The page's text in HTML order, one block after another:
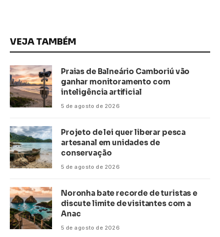
VEJA TAMBÉM
Praias de Balneário Camboriú vão
ganhar monitoramento com
inteligência artificial
5 de agosto de 2026
Projeto de lei quer liberar pesca
artesanal em unidades de
conservação
5 de agosto de 2026
Noronha bate recorde de turistas e
discute limite de visitantes com a
Anac
5 de agosto de 2026